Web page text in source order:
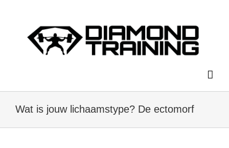
Wat is jouw lichaamstype? De ectomorf